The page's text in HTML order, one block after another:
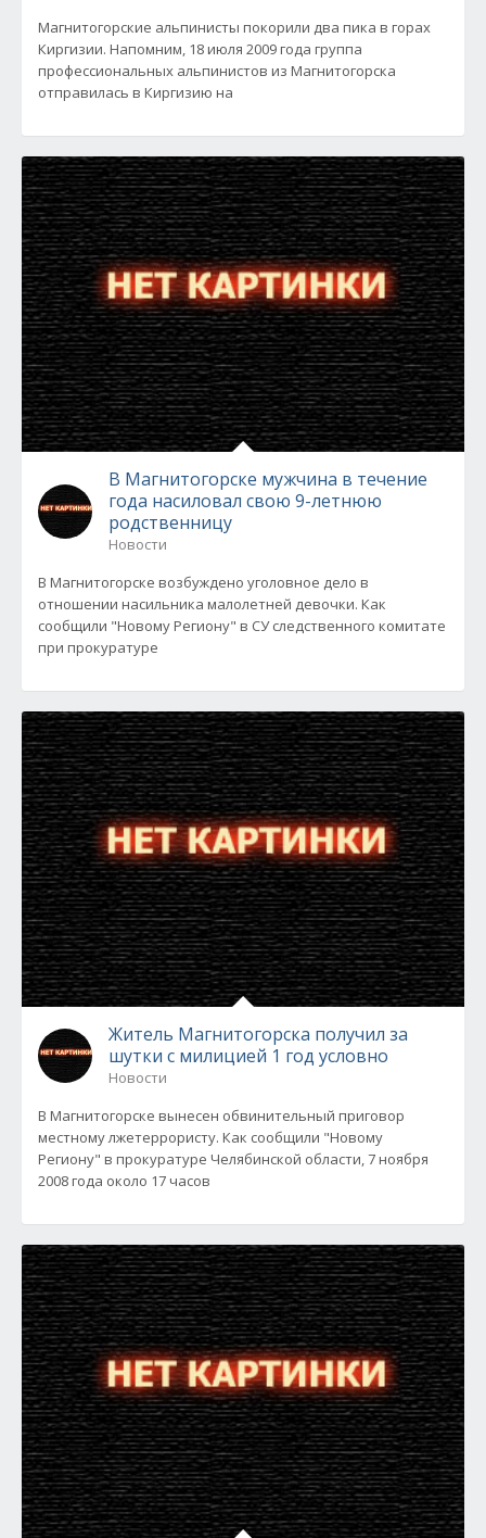
Магнитогорские альпинисты покорили два пика в горах
Киргизии. Напомним, 18 июля 2009 года группа
профессиональных альпинистов из Магнитогорска
отправилась в Киргизию на
В Магнитогорске мужчина в течение
года насиловал свою 9-летнюю
родственницу
Новости
В Магнитогорске возбуждено уголовное дело в
отношении насильника малолетней девочки. Как
сообщили "Новому Региону" в СУ следственного комитате
при прокуратуре
Житель Магнитогорска получил за
шутки с милицией 1 год условно
Новости
В Магнитогорске вынесен обвинительный приговор
местному лжетеррористу. Как сообщили "Новому
Региону" в прокуратуре Челябинской области, 7 ноября
2008 года около 17 часов